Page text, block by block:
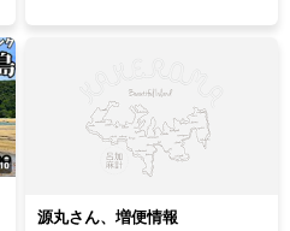
源丸さん、増便情報